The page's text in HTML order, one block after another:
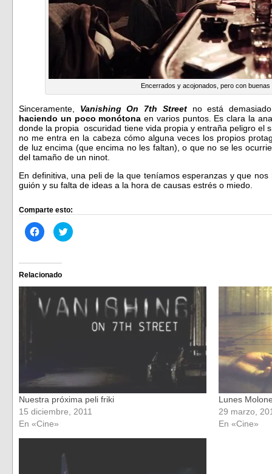
Encerrados y acojonados, pero con
Sinceramente, Vanishing On 7th Streetno está
haciendo un poco monótona en varios puntos. Es clara la
donde la propia oscuridad tiene vida propia y entraña peligro el
no me entra en la cabeza cómo alguna veces los propios
de luz encima (que encima no les faltan), o que no se les
del tamaño de un ninot.
En definitiva, una peli de la que teníamos esperanzas y que
guión y su falta de ideas a la hora de causas estrés o miedo.
Comparte esto:
Haz
clic
Facebook
(Se
abre
en
ventana
nueva)
Haz
clic
en
una
ventana
nueva)
Relacionado
Nuestra próxima peli friki
15 diciembre, 2011
En «Cine»
Lunes
29 marzo,
En «Cine»